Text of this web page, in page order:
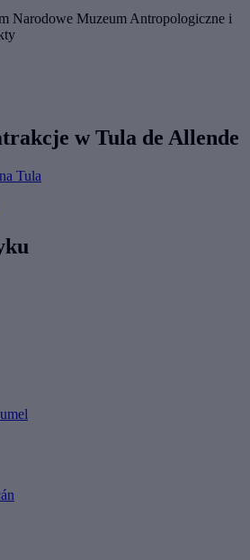
Narodowe Muzeum Antropologiczne i
w Tula de Allende
Tula